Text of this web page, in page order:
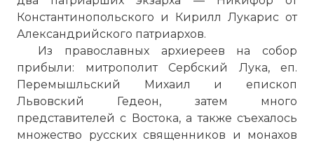
Константинопольского и Кирилл Лукарис от
Александрийского патриархов.
Из православных архиереев на собор
прибыли: митрополит Сербский Лука, еп.
Перемышльский Михаил и епископ
Львовский Гедеон, затем много
представителей с Востока, а также съехалось
множество русских священников и монахов